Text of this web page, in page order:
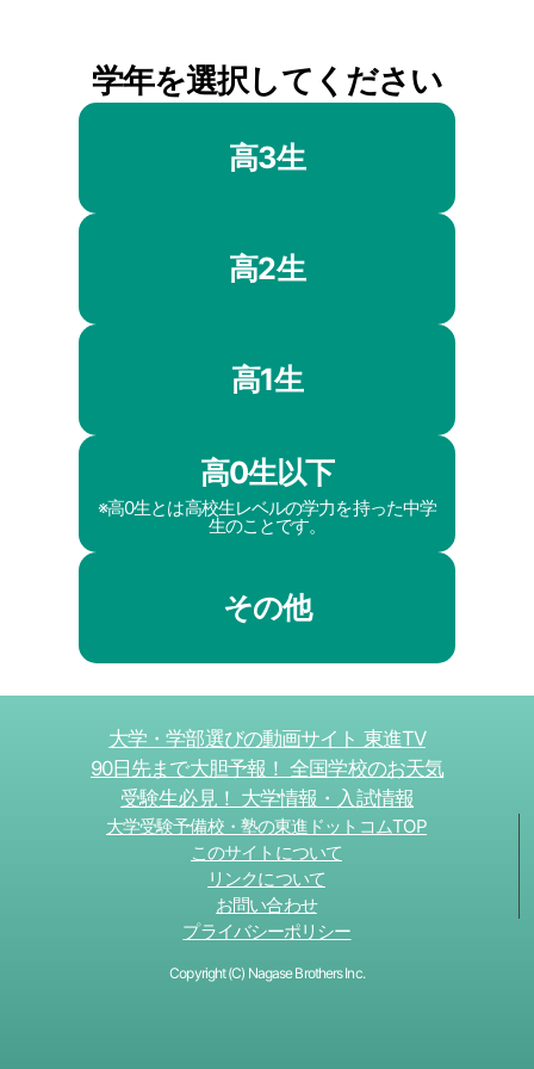
学年を選択してください
高3生
高2生
高1生
高0生以下
※高0生とは高校生レベルの学力を持った中学
生のことです。
その他
大学・学部選びの動画サイト 東進TV
90日先まで大胆予報！ 全国学校のお天気
受験生必見！ 大学情報・入試情報
大学受験予備校・塾の東進ドットコムTOP
このサイトについて
リンクについて
お問い合わせ
プライバシーポリシー
Copyright (C) Nagase Brothers Inc.